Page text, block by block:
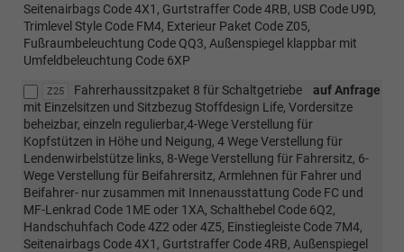
Seitenairbags Code 4X1, Gurtstraffer Code 4RB, USB Code U9D,
Trimlevel Style Code FM4, Exterieur Paket Code Z05,
Fußraumbeleuchtung Code QQ3, Außenspiegel klappbar mit
Umfeldbeleuchtung Code 6XP
Z25 auf Anfrage
Fahrerhaussitzpaket 8 für Schaltgetriebe
mit Einzelsitzen und Sitzbezug Stoffdesign Life, Vordersitze
beheizbar, einzeln regulierbar,4-Wege Verstellung für
Kopfstützen in Höhe und Neigung, 4 Wege Verstellung für
Lendenwirbelstütze links, 8-Wege Verstellung für Fahrersitz, 6-
Wege Verstellung für Beifahrersitz, Armlehnen für Fahrer und
Beifahrer- nur zusammen mit Innenausstattung Code FC und
MF-Lenkrad Code 1ME oder 1XA, Schalthebel Code 6Q2,
Handschuhfach Code 4Z2 oder 4Z5, Einstiegleiste Code 7M4,
Seitenairbags Code 4X1, Gurtstraffer Code 4RB, Außenspiegel